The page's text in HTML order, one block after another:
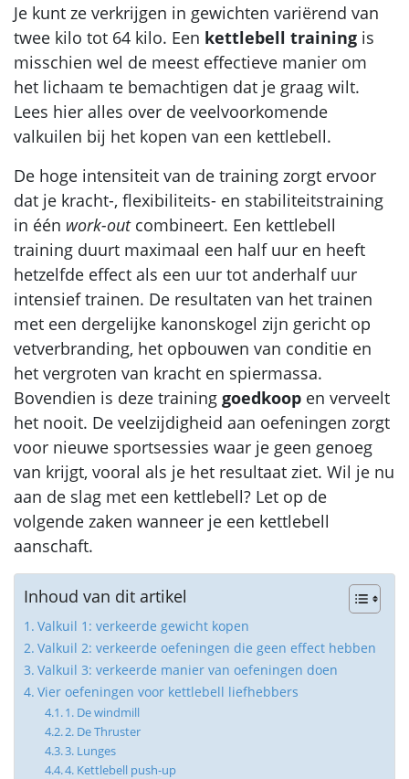
Je kunt ze verkrijgen in gewichten variërend van
twee kilo tot 64 kilo. Een kettlebell training is
misschien wel de meest effectieve manier om
het lichaam te bemachtigen dat je graag wilt.
Lees hier alles over de veelvoorkomende
valkuilen bij het kopen van een kettlebell.
De hoge intensiteit van de training zorgt ervoor
dat je kracht-, flexibiliteits- en stabiliteitstraining
in één work-outcombineert. Een kettlebell
training duurt maximaal een half uur en heeft
hetzelfde effect als een uur tot anderhalf uur
intensief trainen. De resultaten van het trainen
met een dergelijke kanonskogel zijn gericht op
vetverbranding, het opbouwen van conditie en
het vergroten van kracht en spiermassa.
Bovendien is deze training goedkoop en verveelt
het nooit. De veelzijdigheid aan oefeningen zorgt
voor nieuwe sportsessies waar je geen genoeg
van krijgt, vooral als je het resultaat ziet. Wil je nu
aan de slag met een kettlebell? Let op de
volgende zaken wanneer je een kettlebell
aanschaft.
Inhoud van dit artikel
Valkuil 1: verkeerde gewicht kopen
Valkuil 2: verkeerde oefeningen die geen effect hebben
Valkuil 3: verkeerde manier van oefeningen doen
Vier oefeningen voor kettlebell liefhebbers
1. De windmill
2. De Thruster
3. Lunges
4. Kettlebell push-up